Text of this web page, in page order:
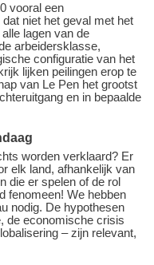
vooral een
niet het geval met het
lagen van de
arbeidersklasse,
configuratie van het
lijken peilingen erop te
van Le Pen het grootst
en in bepaalde
worden verklaard? Er
elk land, afhankelijk van
die er spelen of de rol
fenomeen! We hebben
nodig. De hypothesen
de economische crisis
– zijn relevant,